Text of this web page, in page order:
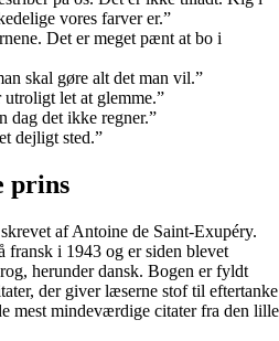
vores farver er.”
Det er meget pænt at bo i
skal gøre alt det man vil.”
let at glemme.”
dag det ikke regner.”
dejligt sted.”
prins
af Antoine de Saint-Exupéry.
i 1943 og er siden blevet
herunder dansk. Bogen er fyldt
der giver læserne stof til eftertanke
mest mindeværdige citater fra den lille